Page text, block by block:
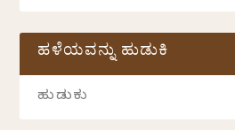
ಹಳೆಯವನ್ನು ಹುಡುಕಿ